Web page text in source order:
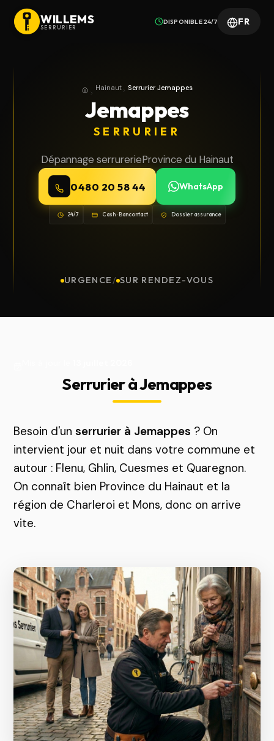
WILLEMS
SERRURIER
DISPONIBLE 24/7 FR
AccueilProvince du Hainaut
Hainaut Serrurier Jemappes
Jemappes
SERRURIER
Dépannage serrurerieProvince du Hainaut
0480 20 58 44 WhatsApp
24/7 Cash · Bancontact Dossier assurance
URGENCE / SUR RENDEZ-VOUS
Serrurier à Jemappes
Besoin d'unserrurier à Jemappes ? On
intervient jour et nuit dans votre commune et
autour : Flenu, Ghlin, Cuesmes et Quaregnon.
On connaît bien Province du Hainaut et la
région de Charleroi et Mons, donc on arrive
vite.